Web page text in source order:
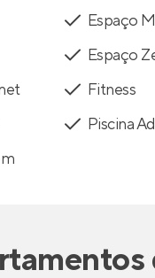
Espaço
Espaço
Fitness
Piscina